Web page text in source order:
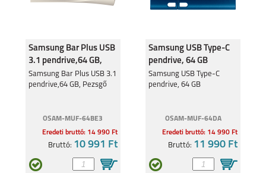
SAMSUNG GALAXY
FLIP8
SAMSUNG GALAXY
S26
SAMSUNG GALAXY
SAMSUNG GALAXY
Samsung Bar Plus USB
3.1 pendrive,64 GB,
Pezsgő
Samsung Bar Plus USB 3.1
pendrive,64 GB, Pezsgő
OSAM-MUF-64BE3
Eredeti bruttó: 14 990 Ft
Bruttó: 10 991 Ft
Samsung USB Type-C
pendrive, 64 GB
Samsung USB Type-C
pendrive, 64 GB
OSAM-MUF-64DA
Eredeti bruttó: 14 990 Ft
Bruttó: 11 990 Ft